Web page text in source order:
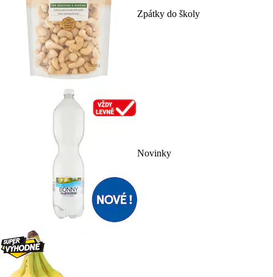
Zpátky do školy
Novinky